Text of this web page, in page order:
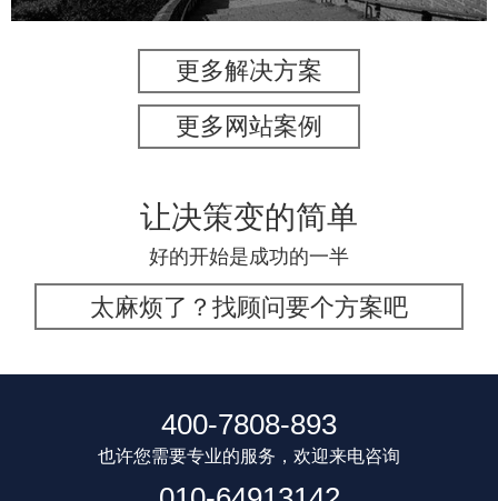
更多解决方案
更多网站案例
让决策变的简单
好的开始是成功的一半
太麻烦了？找顾问要个方案吧
400-7808-893
也许您需要专业的服务，欢迎来电咨询